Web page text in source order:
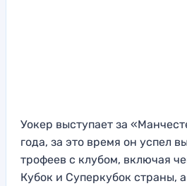
Уокер выступает за
года, за это время он успел
трофеев с клубом, включая
Кубок и Суперкубок страны,